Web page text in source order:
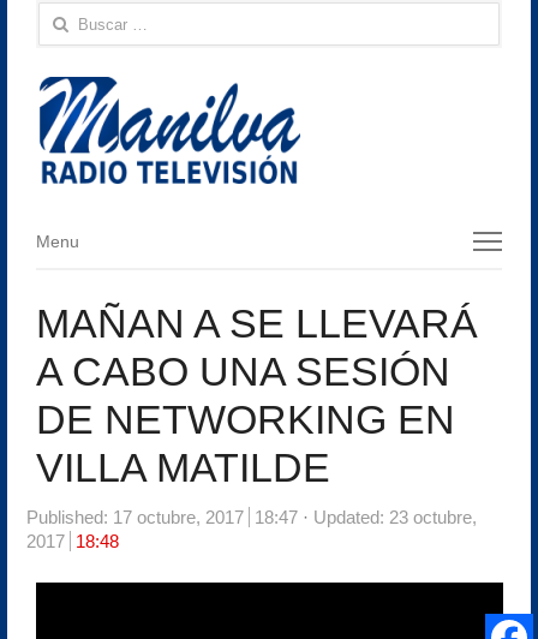
Buscar:
Menu
Menu
MAÑAN A SE LLEVARÁ
A CABO UNA SESIÓN
DE NETWORKING EN
VILLA MATILDE
Published: 17 octubre, 2017 18:47
Updated: 23 octubre,
2017
18:48